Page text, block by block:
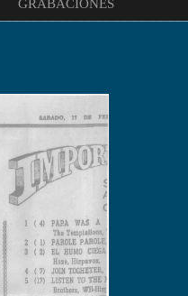
GRABACIONES